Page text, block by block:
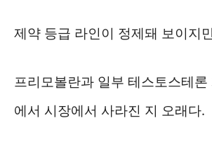
제약 등급 라인이 정제돼 보이지
프리모볼란과 일부 테스토스테
에서 시장에서 사라진 지 오래다.